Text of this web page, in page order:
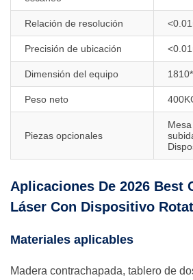
Relación de resolución
Precisión de ubicación
Dimensión del equipo
Peso neto
Piezas opcionales
Aplicaciones De 2026 Best
Láser Con Dispositivo
Materiales aplicables
Madera contrachapada, tablero de